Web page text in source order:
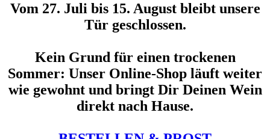
Vom 27. Juli bis 15. August bleibt unsere
Tür geschlossen.
Kein Grund für einen trockenen
Sommer: Unser Online-Shop läuft weiter
wie gewohnt und bringt Dir Deinen Wein
direkt nach Hause.